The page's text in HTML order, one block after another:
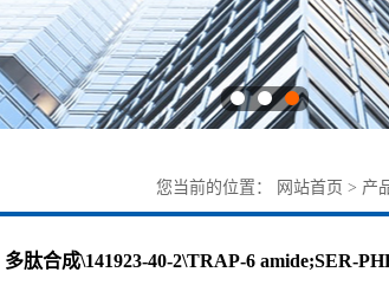
您当前的位置： 网站首页 > 产
多肽合成\141923-40-2\TRAP-6 amide;SER-